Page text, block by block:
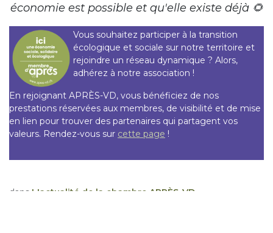
économie est possible et qu'elle existe déjà 🌻
Vous souhaitez participer à la transition
écologique et sociale sur notre territoire et
rejoindre un réseau dynamique ? Alors,
adhérez à notre association !
En rejoignant APRÈS-VD, vous bénéficiez de nos
prestations réservées aux membres, de visibilité et de mise
en lien pour trouver des partenaires qui partagent vos
valeurs. Rendez-vous sur cette page !
dans L'actualité de la chambre APRÈS-VD